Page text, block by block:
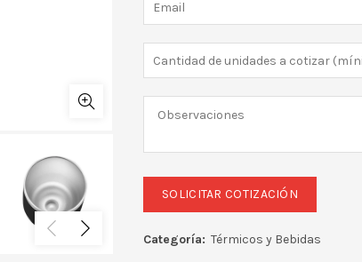
Categoría: Térmicos y Bebidas